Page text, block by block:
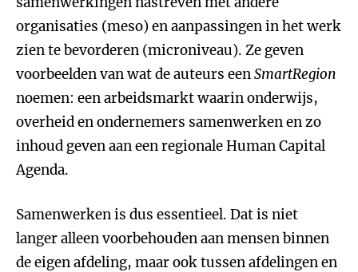
organisaties (meso) en aanpassingen in het werk
zien te bevorderen (microniveau). Ze geven
voorbeelden van wat de auteurs eenSmartRegion
noemen: een arbeidsmarkt waarin onderwijs,
overheid en ondernemers samenwerken en zo
inhoud geven aan een regionale Human Capital
Agenda.
Samenwerken is dus essentieel. Dat is niet
langer alleen voorbehouden aan mensen binnen
de eigen afdeling, maar ook tussen afdelingen en